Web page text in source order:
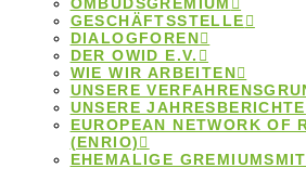
GESCHÄFTSSTELLE
DIALOGFOREN
DER OWID E.V.
WIE WIR ARBEITEN
UNSERE
UNSERE JAHRESBERICHTE
EUROPEAN NETWORK OF
(ENRIO)
EHEMALIGE
Abstracts verlängert
Home Beiträge
ENRIO Congress
Abstracts verlängert